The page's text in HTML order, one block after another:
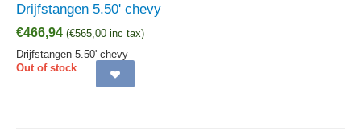
Drijfstangen 5.50' chevy
€466,94 (€565,00 inc tax)
Drijfstangen 5.50' chevy
Out of stock